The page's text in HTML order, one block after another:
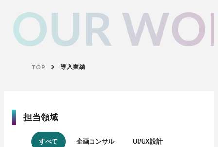
OUR
TOP 導入実績
担当領域
すべて 企画コンサル UI/UX設計